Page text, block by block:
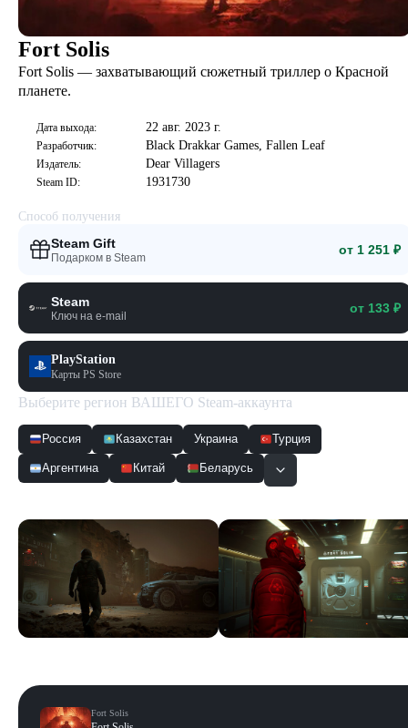
Fort Solis
Fort Solis — захватывающий сюжетный триллер о Красной
планете.
Дата выхода: 22 авг. 2023 г.
Разработчик: Black Drakkar Games, Fallen Leaf
Издатель: Dear Villagers
Steam ID: 1931730
Способ получения
Steam Gift
Подарком в Steam
от 1 251 ₽
Steam
Ключ на e-mail
от 133 ₽
PlayStation
Карты PS Store
Выберите регион ВАШЕГО Steam-аккаунта
Россия Казахстан Украина Турция
Аргентина Китай Беларусь
Fort Solis